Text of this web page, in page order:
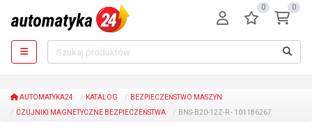
0 0
AUTOMATYKA24 KATALOG
BEZPIECZEŃSTWO MASZYN
CZUJNIKI MAGNETYCZNE BEZPIECZEŃSTWA
BNS-B20-12Z-R - 101186267